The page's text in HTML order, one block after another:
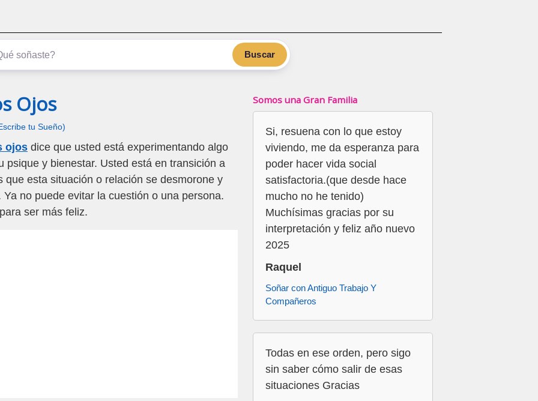
Buscar
Ojos
tu Sueño)
ojos dice que usted está experimentando algo
psique y bienestar. Usted está en transición a
que esta situación o relación se desmorone y
no puede evitar la cuestión o una persona.
ser más feliz.
Somos una Gran Familia
Si, resuena con lo que estoy
viviendo, me da esperanza para
poder hacer vida social
satisfactoria.(que desde hace
mucho no he tenido)
Muchísimas gracias por su
interpretación y feliz año nuevo
2025
Raquel
Soñar con Antiguo Trabajo Y
Compañeros
Todas en ese orden, pero sigo
sin saber cómo salir de esas
situaciones Gracias